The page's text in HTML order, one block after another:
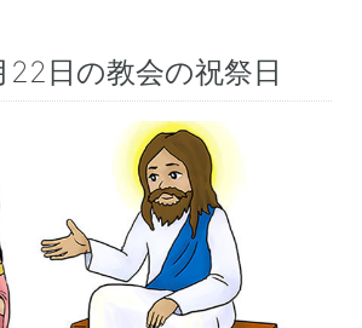
日の教会の祝祭日